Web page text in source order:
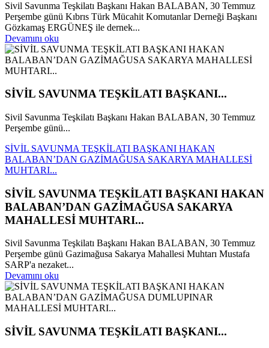
Sivil Savunma Teşkilatı Başkanı Hakan BALABAN, 30 Temmuz
Perşembe günü Kıbrıs Türk Mücahit Komutanlar Derneği Başkanı
Gözkamaş ERGÜNEŞ ile dernek...
Devamını oku
SİVİL SAVUNMA TEŞKİLATI BAŞKANI...
Sivil Savunma Teşkilatı Başkanı Hakan BALABAN, 30 Temmuz
Perşembe günü...
SİVİL SAVUNMA TEŞKİLATI BAŞKANI HAKAN
BALABAN’DAN GAZİMAĞUSA SAKARYA MAHALLESİ
MUHTARI...
SİVİL SAVUNMA TEŞKİLATI BAŞKANI HAKAN
BALABAN’DAN GAZİMAĞUSA SAKARYA
MAHALLESİ MUHTARI...
Sivil Savunma Teşkilatı Başkanı Hakan BALABAN, 30 Temmuz
Perşembe günü Gazimağusa Sakarya Mahallesi Muhtarı Mustafa
SARP'a nezaket...
Devamını oku
SİVİL SAVUNMA TEŞKİLATI BAŞKANI...